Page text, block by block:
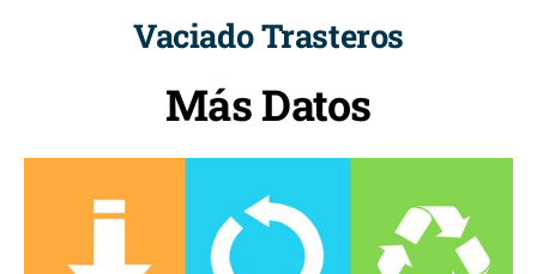
Vaciado Trasteros
Más Datos